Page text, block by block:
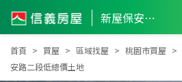
新屋保安路二段低總價土地
首頁 買屋 區域找屋 桃園市買屋
安路二段低總價土地